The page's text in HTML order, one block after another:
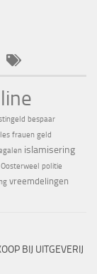
bespaar
frauen geld
islamisering
Oosterweel politie
vreemdelingen
BIJ UITGEVERIJ